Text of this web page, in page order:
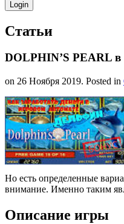
Статьи
DOLPHIN’S PEARL
on 26 Ноября 2019. Posted in
Но есть определенные
внимание. Именно таким
Описание игры